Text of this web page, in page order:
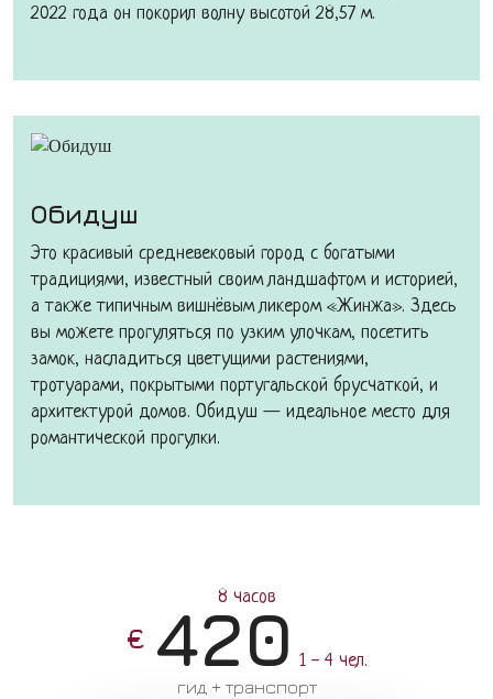
2022 года он покорил волну высотой 28,57 м.
Обидуш
Это красивый средневековый город с богатыми
традициями, известный своим ландшафтом и историей,
а также типичным вишнёвым ликером «Жинжа». Здесь
вы можете прогуляться по узким улочкам, посетить
замок, насладиться цветущими растениями,
тротуарами, покрытыми португальской брусчаткой, и
архитектурой домов. Обидуш — идеальное место для
романтической прогулки.
8 часов
€ 420 1 - 4 чел.
гид + транспорт